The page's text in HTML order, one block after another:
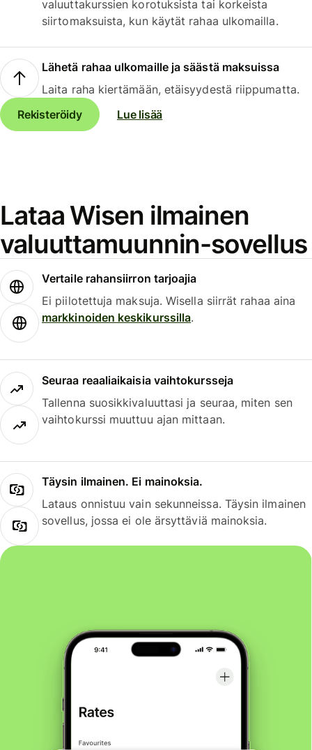
valuuttakurssien korotuksista tai korkeista
siirtomaksuista, kun käytät rahaa ulkomailla.
Lähetä rahaa ulkomaille ja säästä maksuissa
Laita raha kiertämään, etäisyydestä riippumatta.
Rekisteröidy
Lue lisää
Lataa Wisen ilmainen
valuuttamuunnin-sovellus
Vertaile rahansiirron tarjoajia
Ei piilotettuja maksuja. Wisella siirrät rahaa aina
markkinoiden keskikurssilla.
Seuraa reaaliaikaisia vaihtokursseja
Tallenna suosikkivaluuttasi ja seuraa, miten sen
vaihtokurssi muuttuu ajan mittaan.
Täysin ilmainen. Ei mainoksia.
Lataus onnistuu vain sekunneissa. Täysin ilmainen
sovellus, jossa ei ole ärsyttäviä mainoksia.